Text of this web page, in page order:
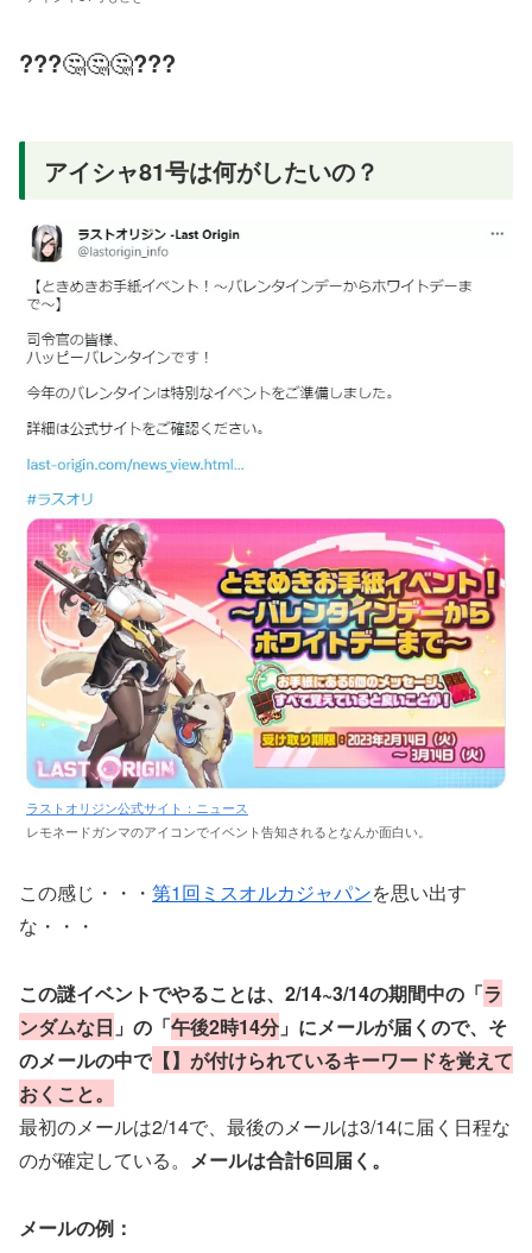
???🤔🤔🤔???
アイシャ81号は何がしたいの？
ラストオリジン公式サイト：ニュース
レモネードガンマのアイコンでイベント告知されるとなんか面白い。
この感じ・・・ 第1回ミスオルカジャパンを思い出す
な・・・
この謎イベントでやることは、2/14~3/14の期間中の「ラ
ンダムな日 」の「午後2時14分」にメールが届くので、そ
のメールの中で 【】が付けられているキーワードを覚えて
おくこと。
最初のメールは2/14で、最後のメールは3/14に届く日程な
のが確定している。 メールは合計6回届く。
メールの例：